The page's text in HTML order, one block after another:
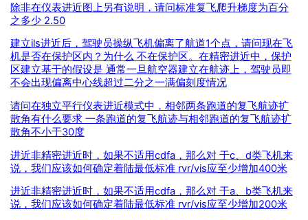
除非在仪表进近图上另有说明，请问标准复飞爬升梯度为百分
之多少 2.50
建立ils进近后，驾驶员操纵飞机偏离了航道1个点，请问现在飞
机是否在保护区内？为什么 不在保护区。在精密进近中，保护
区建立基于的假设是 通常一旦航空器建立在航迹上，驾驶员即
不会出现偏离中心线超过二分之一满偏刻度情况
请问在独立平行仪表进近模式中，相邻两条跑道的复飞航迹扩
散角有什么要求 一条跑道的复飞航迹与相邻跑道的复飞航迹扩
散角不小于30度
进近非精密进近时，如果不适用cdfa，那么对 于c、d类飞机来
说，我们应该如何确定着陆最低标准 rvr/vis应至少增加400米
进近非精密进近时，如果不适用cdfa，那么对 于a、b类飞机来
说，我们应该如何确定着陆最低标准 rvr/vis应至少增加200米